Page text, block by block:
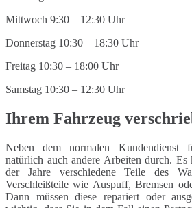
Mittwoch 9:30 – 12:30 Uhr
Donnerstag 10:30 – 18:30 Uhr
Freitag 10:30 – 18:00 Uhr
Samstag 10:30 – 12:30 Uhr
Ihrem Fahrzeug
Neben dem normalen Kundendienst
natürlich auch andere Arbeiten durch.
der Jahre verschiedene Teile des
Verschleißteile wie Auspuff, Bremsen
Dann müssen diese repariert oder